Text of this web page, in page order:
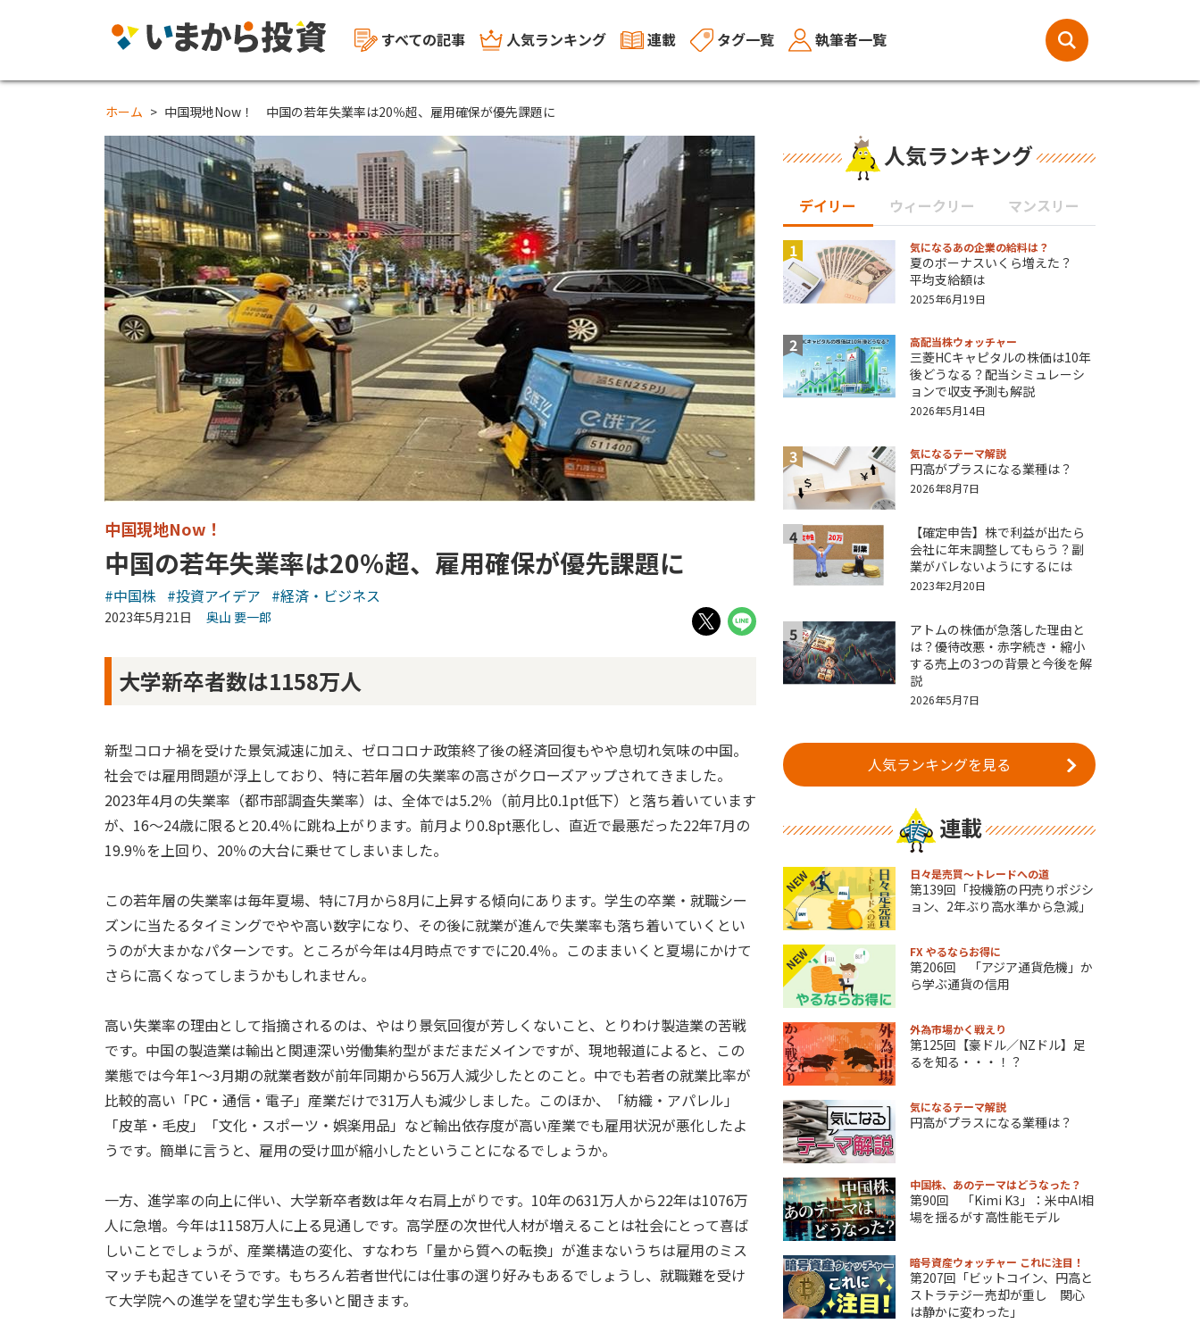
すべての記事 人気ランキング 連載 タグ一覧 執筆者一覧
ホーム 中国現地Now！ 中国の若年失業率は20％超、雇用確保が優先課題に
中国現地Now！
中国の若年失業率は20％超、雇用確保が優先課題に
#中国株 #投資アイデア #経済・ビジネス
2023年5月21日 奥山 要一郎
大学新卒者数は1158万人
新型コロナ禍を受けた景気減速に加え、ゼロコロナ政策終了後の経済回復もやや息切れ気味の中国。
社会では雇用問題が浮上しており、特に若年層の失業率の高さがクローズアップされてきました。
2023年4月の失業率（都市部調査失業率）は、全体では5.2％（前月比0.1pt低下）と落ち着いています
が、16～24歳に限ると20.4％に跳ね上がります。前月より0.8pt悪化し、直近で最悪だった22年7月の
19.9％を上回り、20％の大台に乗せてしまいました。
この若年層の失業率は毎年夏場、特に7月から8月に上昇する傾向にあります。学生の卒業・就職シー
ズンに当たるタイミングでやや高い数字になり、その後に就業が進んで失業率も落ち着いていくとい
うのが大まかなパターンです。ところが今年は4月時点ですでに20.4％。このままいくと夏場にかけて
さらに高くなってしまうかもしれません。
高い失業率の理由として指摘されるのは、やはり景気回復が芳しくないこと、とりわけ製造業の苦戦
です。中国の製造業は輸出と関連深い労働集約型がまだまだメインですが、現地報道によると、この
業態では今年1～3月期の就業者数が前年同期から56万人減少したとのこと。中でも若者の就業比率が
比較的高い「PC・通信・電子」産業だけで31万人も減少しました。このほか、「紡織・アパレル」
「皮革・毛皮」「文化・スポーツ・娯楽用品」など輸出依存度が高い産業でも雇用状況が悪化したよ
うです。簡単に言うと、雇用の受け皿が縮小したということになるでしょうか。
一方、進学率の向上に伴い、大学新卒者数は年々右肩上がりです。10年の631万人から22年は1076万
人に急増。今年は1158万人に上る見通しです。高学歴の次世代人材が増えることは社会にとって喜ば
しいことでしょうが、産業構造の変化、すなわち「量から質への転換」が進まないうちは雇用のミス
マッチも起きていそうです。もちろん若者世代には仕事の選り好みもあるでしょうし、就職難を受け
て大学院への進学を望む学生も多いと聞きます。
人気ランキング
デイリー ウィークリー マンスリー
1 気になるあの企業の給料は？
夏のボーナスいくら増えた？
平均支給額は
2025年6月19日
2 高配当株ウォッチャー
三菱HCキャピタルの株価は10年
後どうなる？配当シミュレーシ
ョンで収支予測も解説
2026年5月14日
3 気になるテーマ解説
円高がプラスになる業種は？
2026年8月7日
4
【確定申告】株で利益が出たら
会社に年末調整してもらう？副
業がバレないようにするには
2023年2月20日
5
アトムの株価が急落した理由と
は？優待改悪・赤字続き・縮小
する売上の3つの背景と今後を解
説
2026年5月7日
人気ランキングを見る
連載
NEW 日々是売買～トレードへの道
第139回「投機筋の円売りポジシ
ョン、2年ぶり高水準から急減」
NEW FX やるならお得に
第206回 「アジア通貨危機」か
ら学ぶ通貨の信用
外為市場かく戦えり
第125回【豪ドル／NZドル】足
るを知る・・・！？
気になるテーマ解説
円高がプラスになる業種は？
中国株、あのテーマはどうなった？
第90回 「Kimi K3」：米中AI相
場を揺るがす高性能モデル
暗号資産ウォッチャー これに注目！
第207回「ビットコイン、円高と
ストラテジー売却が重し 関心
は静かに変わった」